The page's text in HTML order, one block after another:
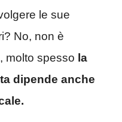
le sue
No, non è
molto spesso la
dipende anche